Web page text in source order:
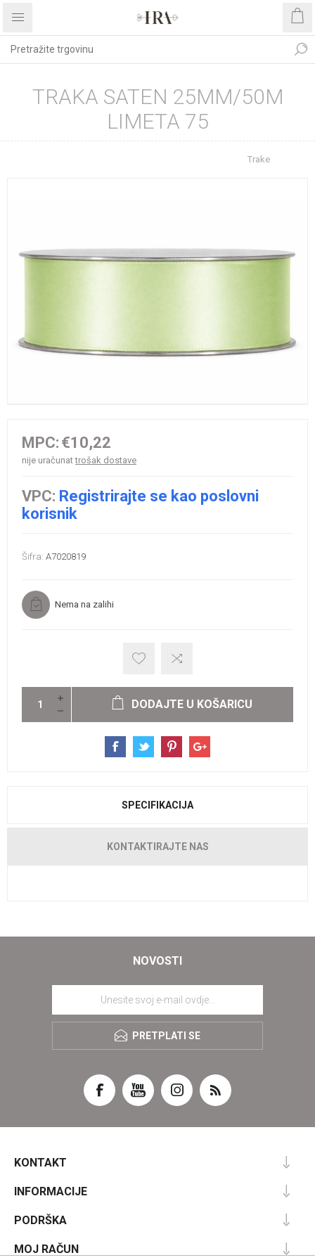
TRAKA SATEN 25MM/50M
LIMETA 75
Trake
MPC: €10,22
nije uračunattrošak dostave
VPC: Registrirajte se kao poslovni
korisnik
Šifra: A7020819
Nema na zalihi
DODAJTE U KOŠARICU
SPECIFIKACIJA
KONTAKTIRAJTE NAS
NOVOSTI
PRETPLATI SE
KONTAKT
INFORMACIJE
PODRŠKA
MOJ RAČUN